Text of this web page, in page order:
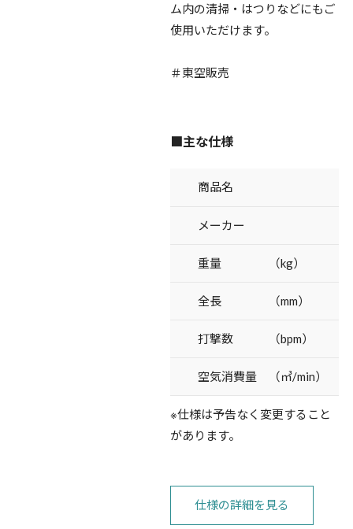
ム内の清掃・はつりなどにもご
使用いただけます。
＃東空販売
■主な仕様
商品名
メーカー
重量 （kg）
全長 （mm）
打撃数 （bpm）
空気消費量 （㎥/min）
※仕様は予告なく変更すること
があります。
仕様の詳細を見る